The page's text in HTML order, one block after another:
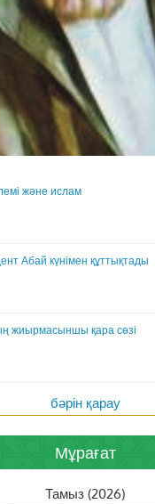
және ислам
Абай күнімен құттықтады
жиырмасыншы қара сөзі
бәрін қарау
Мұрағат
Тамыз (2026)